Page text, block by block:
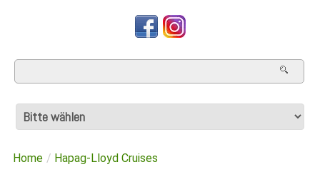
Home / Hapag-Lloyd Cruises